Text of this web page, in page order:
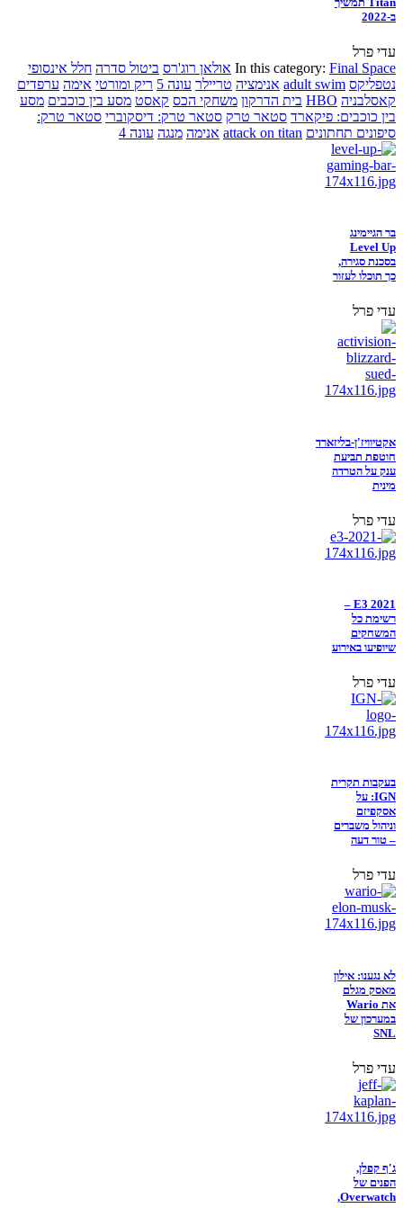
ב-2022
עדי פרל
In this category: Final Space אולאן רוג'רס ביטול סדרה חלל אינסופי
נטפליקס adult swim אנימציה טריילר עונה 5 ריק ומורטי אימה ערפדים
קאסלבניה HBO בית הדרקון משחקי הכס קאסט מסע בין כוכבים מסע
בין כוכבים: פיקארד סטאר טרק סטאר טרק: דיסקוברי סטאר טרק:
סיפונים תחתונים attack on titan אנימה מנגה עונה 4
בר הגיימינג
Level Up
בסכנת סגירה,
כך תוכלו לעזור
עדי פרל
אקטיוויז'ן-בליזארד
חוטפת תביעת
ענק על הטרדה
מינית
עדי פרל
E3 2021 –
רשימת כל
המשחקים
שיופיעו באירוע
עדי פרל
בעקבות תקרית
IGN: על
אסקפיזם
וניהול משברים
– טור דעה
עדי פרל
לא נגענו: אילון
מאסק מגלם
את Wario
במערכון של
SNL
עדי פרל
ג'ף קפלן,
הפנים של
Overwatch,